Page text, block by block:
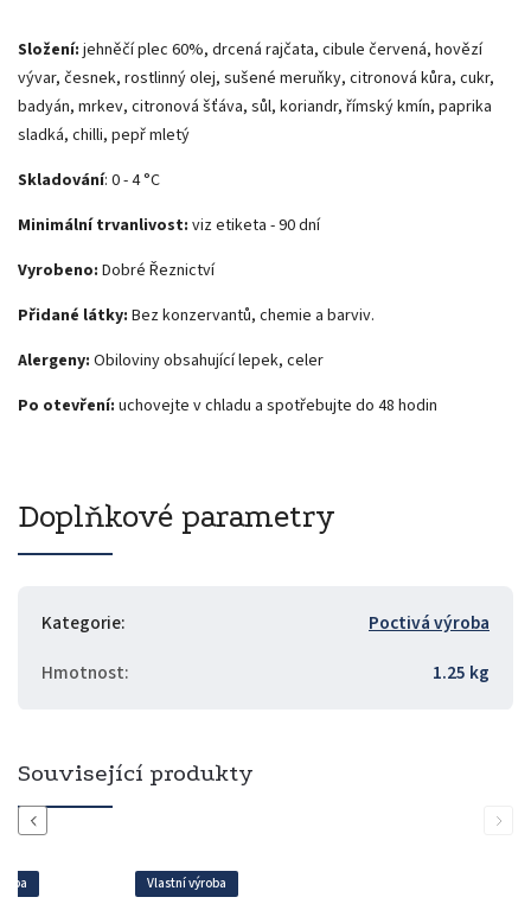
Složení: jehněčí plec 60%, drcená rajčata, cibule červená, hovězí
vývar, česnek, rostlinný olej, sušené meruňky, citronová kůra, cukr,
badyán, mrkev, citronová šťáva, sůl, koriandr, římský kmín, paprika
sladká, chilli, pepř mletý
Skladování: 0 - 4 °C
Minimální trvanlivost: viz etiketa - 90 dní
Vyrobeno: Dobré Řeznictví
Přidané látky: Bez konzervantů, chemie a barviv.
Alergeny: Obiloviny obsahující lepek, celer
Po otevření: uchovejte v chladu a spotřebujte do 48 hodin
Doplňkové parametry
Kategorie:
Poctivá výroba
Hmotnost: 1.25 kg
Související produkty
Previous
Vlastní výroba
Next